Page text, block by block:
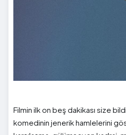
Filmin ilk on beş dakikası size
komedinin jenerik hamlelerini